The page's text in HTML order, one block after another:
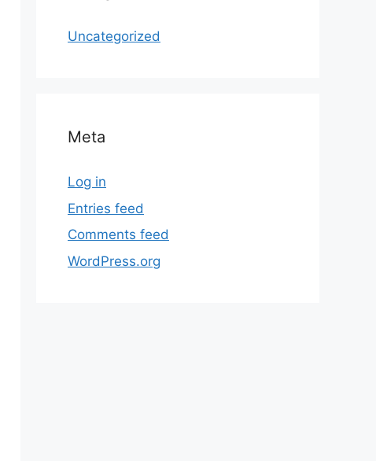
Uncategorized
Meta
Log in
Entries feed
Comments feed
WordPress.org